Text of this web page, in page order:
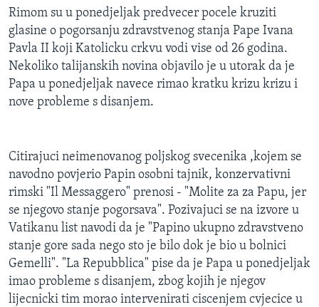
Rimom su u ponedjeljak predvecer pocele kruziti
glasine o pogorsanju zdravstvenog stanja Pape Ivana
Pavla II koji Katolicku crkvu vodi vise od 26 godina.
Nekoliko talijanskih novina objavilo je u utorak da je
Papa u ponedjeljak navece rimao kratku krizu krizu i
nove probleme s disanjem.
Citirajuci neimenovanog poljskog svecenika ,kojem se
navodno povjerio Papin osobni tajnik, konzervativni
rimski "Il Messaggero" prenosi - "Molite za za Papu, jer
se njegovo stanje pogorsava". Pozivajuci se na izvore u
Vatikanu list navodi da je "Papino ukupno zdravstveno
stanje gore sada nego sto je bilo dok je bio u bolnici
Gemelli". "La Repubblica" pise da je Papa u ponedjeljak
imao probleme s disanjem, zbog kojih je njegov
lijecnicki tim morao intervenirati ciscenjem cvjecice u